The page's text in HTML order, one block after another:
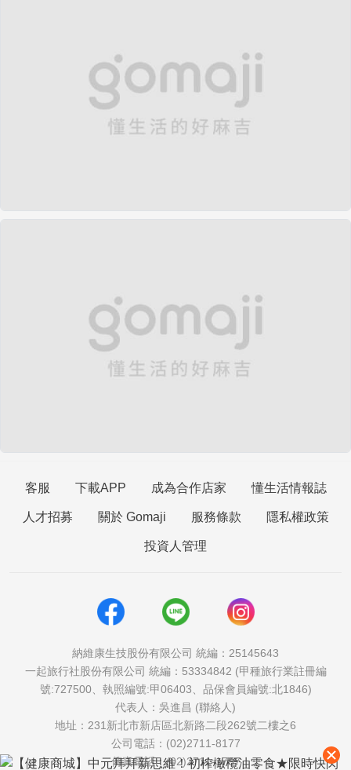
客服 下載APP 成為合作店家 懂生活情報誌
人才招募 關於 Gomaji 服務條款 隱私權政策
投資人管理
納維康生技股份有限公司 統編：25145643
一起旅行社股份有限公司 統編：53334842 (甲種旅行業註冊編
號:727500、執照編號:甲06403、品保會員編號:北1846)
代表人：吳進昌 (聯絡人)
地址：231新北市新店區北新路二段262號二樓之6
公司電話：(02)2711-8177
傳真電話：(02)2711-1757